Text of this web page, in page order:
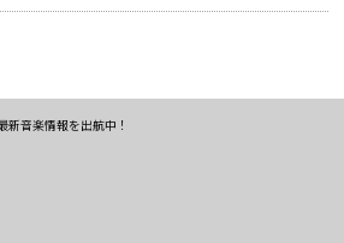
新音楽情報を出航中！